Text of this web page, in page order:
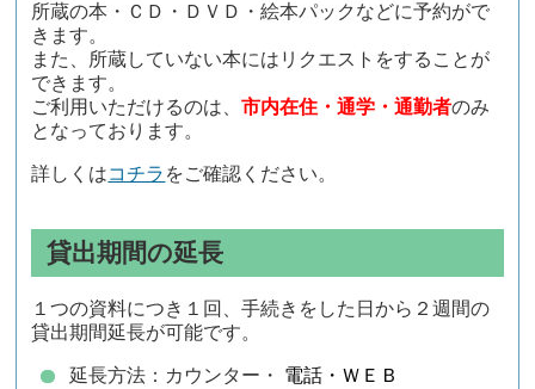
所蔵の本・ＣＤ・ＤＶＤ・絵本パックなどに予約がで
きます。
また、所蔵していない本にはリクエストをすることが
できます。
ご利用いただけるのは、市内在住・通学・通勤者のみ
となっております。
詳しくはコチラ をご確認ください。
貸出期間の延長
１つの資料につき１回、手続きをした日から２週間の
貸出期間延長が可能です。
延長方法：カウンター・ 電話・ＷＥＢ